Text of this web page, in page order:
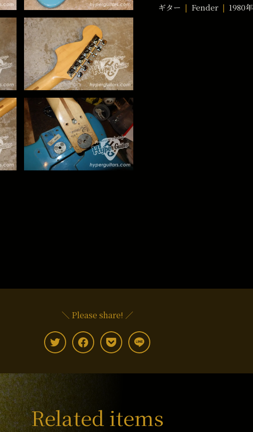
ギター Fender 1980
＼ Please share! ／
Related items